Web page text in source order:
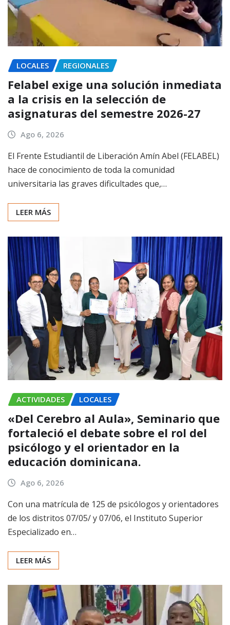
LOCALES REGIONALES
Felabel exige una solución inmediata
a la crisis en la selección de
asignaturas del semestre 2026-27
Ago 6, 2026
El Frente Estudiantil de Liberación Amín Abel (FELABEL)
hace de conocimiento de toda la comunidad
universitaria las graves dificultades que,…
LEER MÁS
ACTIVIDADES LOCALES
«Del Cerebro al Aula», Seminario que
fortaleció el debate sobre el rol del
psicólogo y el orientador en la
educación dominicana.
Ago 6, 2026
Con una matrícula de 125 de psicólogos y orientadores
de los distritos 07/05/ y 07/06, el Instituto Superior
Especializado en…
LEER MÁS